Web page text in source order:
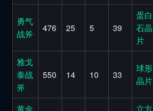
勇气
战斧
476 25 5 39
蛋白
石晶
片
雅戈
泰战
斧
550 14 10 33
球形
晶片
黄金
立方